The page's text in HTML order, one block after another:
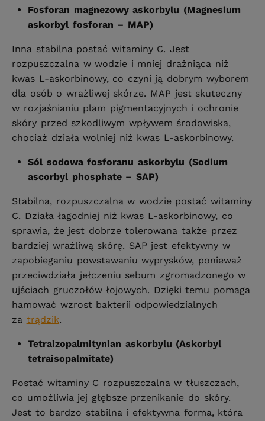
Fosforan magnezowy askorbylu (Magnesium
askorbyl fosforan – MAP)
Inna stabilna postać witaminy C. Jest
rozpuszczalna w wodzie i mniej drażniąca niż
kwas L-askorbinowy, co czyni ją dobrym wyborem
dla osób o wrażliwej skórze. MAP jest skuteczny
w rozjaśnianiu plam pigmentacyjnych i ochronie
skóry przed szkodliwym wpływem środowiska,
chociaż działa wolniej niż kwas L-askorbinowy.
Sól sodowa fosforanu askorbylu (Sodium
ascorbyl phosphate – SAP)
Stabilna, rozpuszczalna w wodzie postać witaminy
C. Działa łagodniej niż kwas L-askorbinowy, co
sprawia, że jest dobrze tolerowana także przez
bardziej wrażliwą skórę. SAP jest efektywny w
zapobieganiu powstawaniu wyprysków, ponieważ
przeciwdziała jełczeniu sebum zgromadzonego w
ujściach gruczołów łojowych. Dzięki temu pomaga
hamować wzrost bakterii odpowiedzialnych
za trądzik.
Tetraizopalmitynian askorbylu (Askorbyl
tetraisopalmitate)
Postać witaminy C rozpuszczalna w tłuszczach,
co umożliwia jej głębsze przenikanie do skóry.
Jest to bardzo stabilna i efektywna forma, która